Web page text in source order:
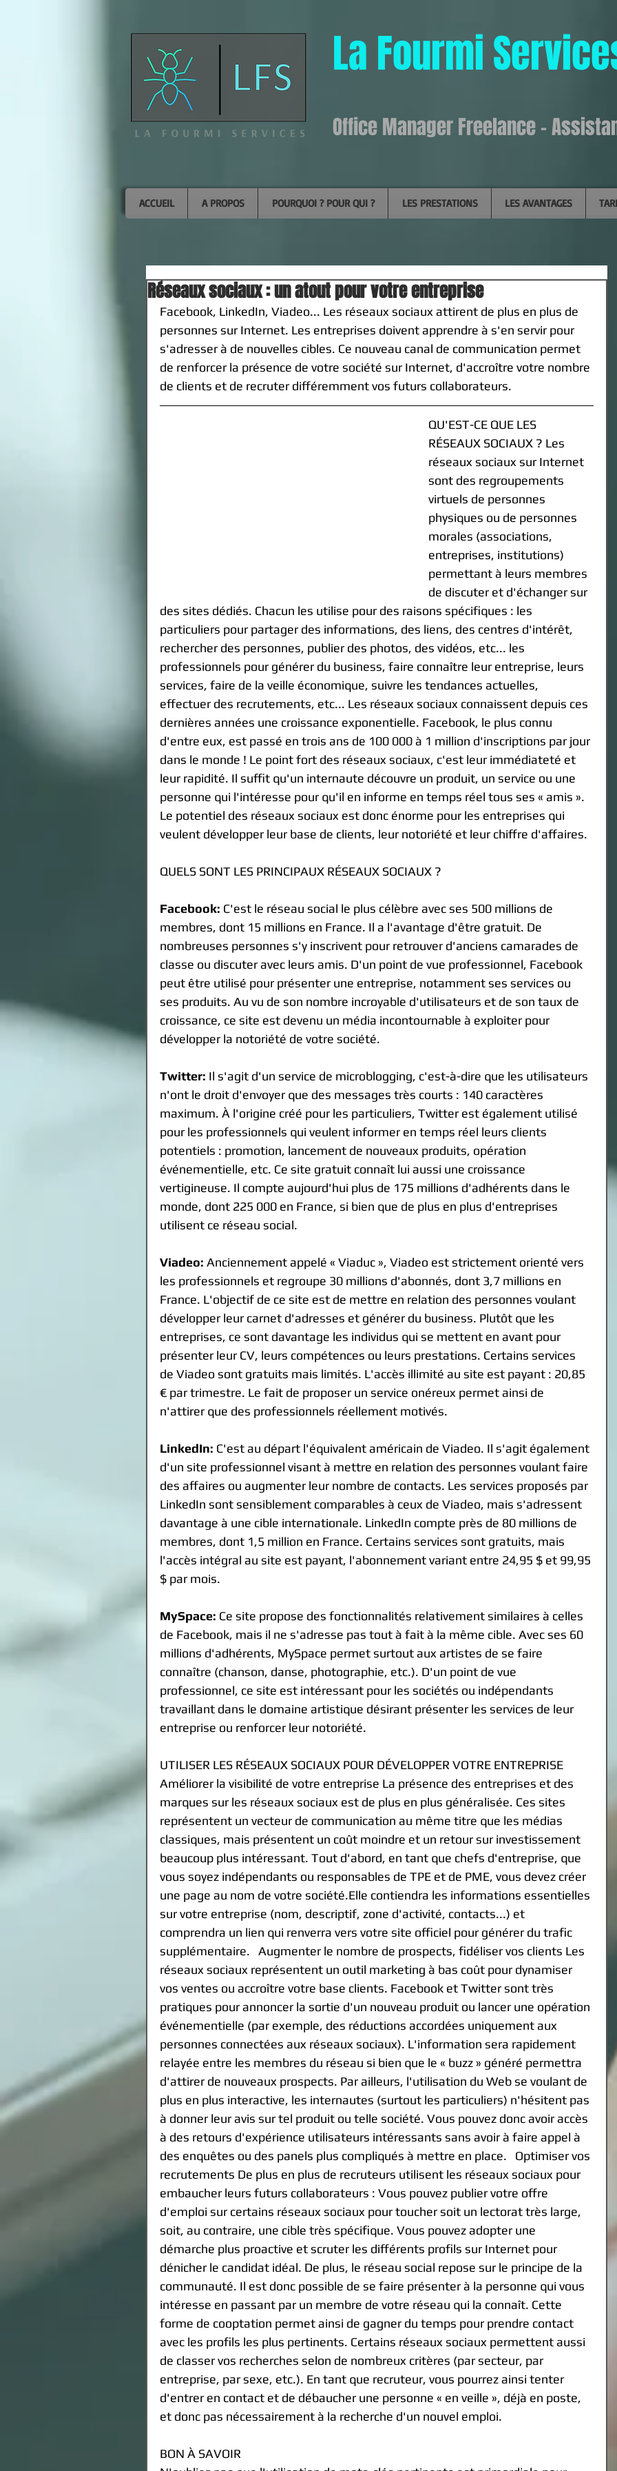
La Fourmi
Office Manager Freelance -
ACCUEIL A PROPOS POURQUOI ? POUR QUI ? LES PRESTATIONS LES AVANTAGES
Réseaux sociaux : un atout pour votre entreprise
Facebook, LinkedIn, Viadeo... Les réseaux sociaux attirent de plus en plus de
personnes sur Internet. Les entreprises doivent apprendre à s'en servir pour
s'adresser à de nouvelles cibles. Ce nouveau canal de communication permet
de renforcer la présence de votre société sur Internet, d'accroître votre nombre
de clients et de recruter différemment vos futurs collaborateurs.
QU'EST-CE QUE LES
RÉSEAUX SOCIAUX ? Les
réseaux sociaux sur Internet
sont des regroupements
virtuels de personnes
physiques ou de personnes
morales (associations,
entreprises, institutions)
permettant à leurs membres
de discuter et d'échanger sur
des sites dédiés. Chacun les utilise pour des raisons spécifiques : les
particuliers pour partager des informations, des liens, des centres d'intérêt,
rechercher des personnes, publier des photos, des vidéos, etc... les
professionnels pour générer du business, faire connaître leur entreprise, leurs
services, faire de la veille économique, suivre les tendances actuelles,
effectuer des recrutements, etc... Les réseaux sociaux connaissent depuis ces
dernières années une croissance exponentielle. Facebook, le plus connu
d'entre eux, est passé en trois ans de 100 000 à 1 million d'inscriptions par jour
dans le monde ! Le point fort des réseaux sociaux, c'est leur immédiateté et
leur rapidité. Il suffit qu'un internaute découvre un produit, un service ou une
personne qui l'intéresse pour qu'il en informe en temps réel tous ses « amis ».
Le potentiel des réseaux sociaux est donc énorme pour les entreprises qui
veulent développer leur base de clients, leur notoriété et leur chiffre d'affaires.
QUELS SONT LES PRINCIPAUX RÉSEAUX SOCIAUX ?
Facebook: C'est le réseau social le plus célèbre avec ses 500 millions de
membres, dont 15 millions en France. Il a l'avantage d'être gratuit. De
nombreuses personnes s'y inscrivent pour retrouver d'anciens camarades de
classe ou discuter avec leurs amis. D'un point de vue professionnel, Facebook
peut être utilisé pour présenter une entreprise, notamment ses services ou
ses produits. Au vu de son nombre incroyable d'utilisateurs et de son taux de
croissance, ce site est devenu un média incontournable à exploiter pour
développer la notoriété de votre société.
Twitter: Il s'agit d'un service de microblogging, c'est-à-dire que les utilisateurs
n'ont le droit d'envoyer que des messages très courts : 140 caractères
maximum. À l'origine créé pour les particuliers, Twitter est également utilisé
pour les professionnels qui veulent informer en temps réel leurs clients
potentiels : promotion, lancement de nouveaux produits, opération
événementielle, etc. Ce site gratuit connaît lui aussi une croissance
vertigineuse. Il compte aujourd'hui plus de 175 millions d'adhérents dans le
monde, dont 225 000 en France, si bien que de plus en plus d'entreprises
utilisent ce réseau social.
Viadeo: Anciennement appelé « Viaduc », Viadeo est strictement orienté vers
les professionnels et regroupe 30 millions d'abonnés, dont 3,7 millions en
France. L'objectif de ce site est de mettre en relation des personnes voulant
développer leur carnet d'adresses et générer du business. Plutôt que les
entreprises, ce sont davantage les individus qui se mettent en avant pour
présenter leur CV, leurs compétences ou leurs prestations. Certains services
de Viadeo sont gratuits mais limités. L'accès illimité au site est payant : 20,85
€ par trimestre. Le fait de proposer un service onéreux permet ainsi de
n'attirer que des professionnels réellement motivés.
LinkedIn: C'est au départ l'équivalent américain de Viadeo. Il s'agit également
d'un site professionnel visant à mettre en relation des personnes voulant faire
des affaires ou augmenter leur nombre de contacts. Les services proposés par
LinkedIn sont sensiblement comparables à ceux de Viadeo, mais s'adressent
davantage à une cible internationale. LinkedIn compte près de 80 millions de
membres, dont 1,5 million en France. Certains services sont gratuits, mais
l'accès intégral au site est payant, l'abonnement variant entre 24,95 $ et 99,95
$ par mois.
MySpace: Ce site propose des fonctionnalités relativement similaires à celles
de Facebook, mais il ne s'adresse pas tout à fait à la même cible. Avec ses 60
millions d'adhérents, MySpace permet surtout aux artistes de se faire
connaître (chanson, danse, photographie, etc.). D'un point de vue
professionnel, ce site est intéressant pour les sociétés ou indépendants
travaillant dans le domaine artistique désirant présenter les services de leur
entreprise ou renforcer leur notoriété.
UTILISER LES RÉSEAUX SOCIAUX POUR DÉVELOPPER VOTRE ENTREPRISE
Améliorer la visibilité de votre entreprise La présence des entreprises et des
marques sur les réseaux sociaux est de plus en plus généralisée. Ces sites
représentent un vecteur de communication au même titre que les médias
classiques, mais présentent un coût moindre et un retour sur investissement
beaucoup plus intéressant. Tout d'abord, en tant que chefs d'entreprise, que
vous soyez indépendants ou responsables de TPE et de PME, vous devez créer
une page au nom de votre société.Elle contiendra les informations essentielles
sur votre entreprise (nom, descriptif, zone d'activité, contacts...) et
comprendra un lien qui renverra vers votre site officiel pour générer du trafic
supplémentaire.   Augmenter le nombre de prospects, fidéliser vos clients Les
réseaux sociaux représentent un outil marketing à bas coût pour dynamiser
vos ventes ou accroître votre base clients. Facebook et Twitter sont très
pratiques pour annoncer la sortie d'un nouveau produit ou lancer une opération
événementielle (par exemple, des réductions accordées uniquement aux
personnes connectées aux réseaux sociaux). L'information sera rapidement
relayée entre les membres du réseau si bien que le « buzz » généré permettra
d'attirer de nouveaux prospects. Par ailleurs, l'utilisation du Web se voulant de
plus en plus interactive, les internautes (surtout les particuliers) n'hésitent pas
à donner leur avis sur tel produit ou telle société. Vous pouvez donc avoir accès
à des retours d'expérience utilisateurs intéressants sans avoir à faire appel à
des enquêtes ou des panels plus compliqués à mettre en place.   Optimiser vos
recrutements De plus en plus de recruteurs utilisent les réseaux sociaux pour
embaucher leurs futurs collaborateurs : Vous pouvez publier votre offre
d'emploi sur certains réseaux sociaux pour toucher soit un lectorat très large,
soit, au contraire, une cible très spécifique. Vous pouvez adopter une
démarche plus proactive et scruter les différents profils sur Internet pour
dénicher le candidat idéal. De plus, le réseau social repose sur le principe de la
communauté. Il est donc possible de se faire présenter à la personne qui vous
intéresse en passant par un membre de votre réseau qui la connaît. Cette
forme de cooptation permet ainsi de gagner du temps pour prendre contact
avec les profils les plus pertinents. Certains réseaux sociaux permettent aussi
de classer vos recherches selon de nombreux critères (par secteur, par
entreprise, par sexe, etc.). En tant que recruteur, vous pourrez ainsi tenter
d'entrer en contact et de débaucher une personne « en veille », déjà en poste,
et donc pas nécessairement à la recherche d'un nouvel emploi.
BON À SAVOIR